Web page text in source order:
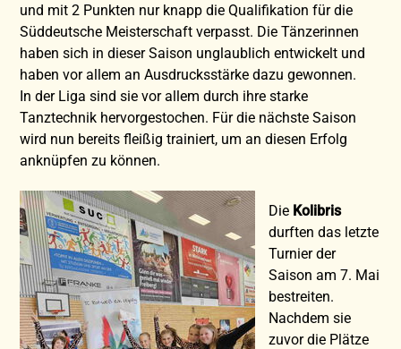
und mit 2 Punkten nur knapp die Qualifikation für die
Süddeutsche Meisterschaft verpasst. Die Tänzerinnen
haben sich in dieser Saison unglaublich entwickelt und
haben vor allem an Ausdrucksstärke dazu gewonnen.
In der Liga sind sie vor allem durch ihre starke
Tanztechnik hervorgestochen. Für die nächste Saison
wird nun bereits fleißig trainiert, um an diesen Erfolg
anknüpfen zu können.
Die Kolibris
durften das letzte
Turnier der
Saison am 7. Mai
bestreiten.
Nachdem sie
zuvor die Plätze